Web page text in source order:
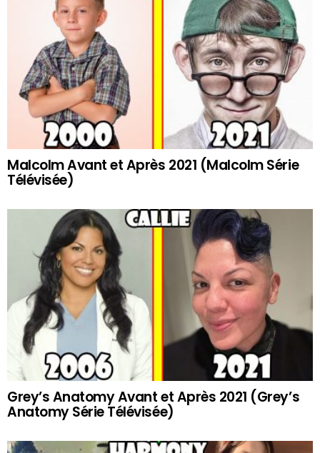
Malcolm Avant et Après 2021 (Malcolm Série
Télévisée)
Grey’s Anatomy Avant et Après 2021 (Grey’s
Anatomy Série Télévisée)